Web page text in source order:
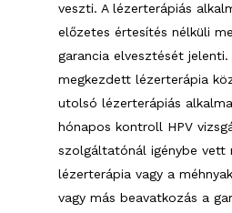
veszti. A lézerterápiás
előzetes értesítés nélküli
garancia elvesztését
megkezdett lézerterápia
utolsó lézerterápiás
hónapos kontroll HPV
szolgáltatónál igénybe vett
lézerterápia vagy a
vagy más beavatkozás a